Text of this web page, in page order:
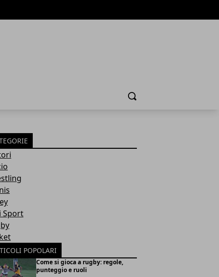
Cerca
Sport
POPOLARI
Come si gioca a rugby: regole,
punteggio e ruoli